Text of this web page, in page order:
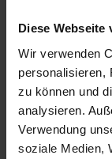
Diese Webseite
Wir verwenden
personalisieren,
zu können und
analysieren.
Verwendung
soziale Medien,